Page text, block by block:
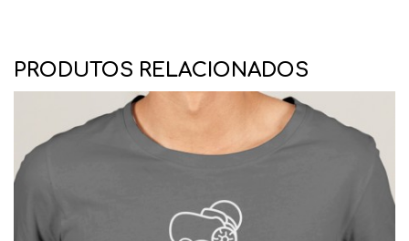
PRODUTOS RELACIONADOS